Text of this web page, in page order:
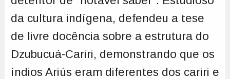
da cultura indígena, defendeu a tese
de livre docência sobre a estrutura do
Dzubucuá-Cariri, demonstrando que os
índios Ariús eram diferentes dos cariri e